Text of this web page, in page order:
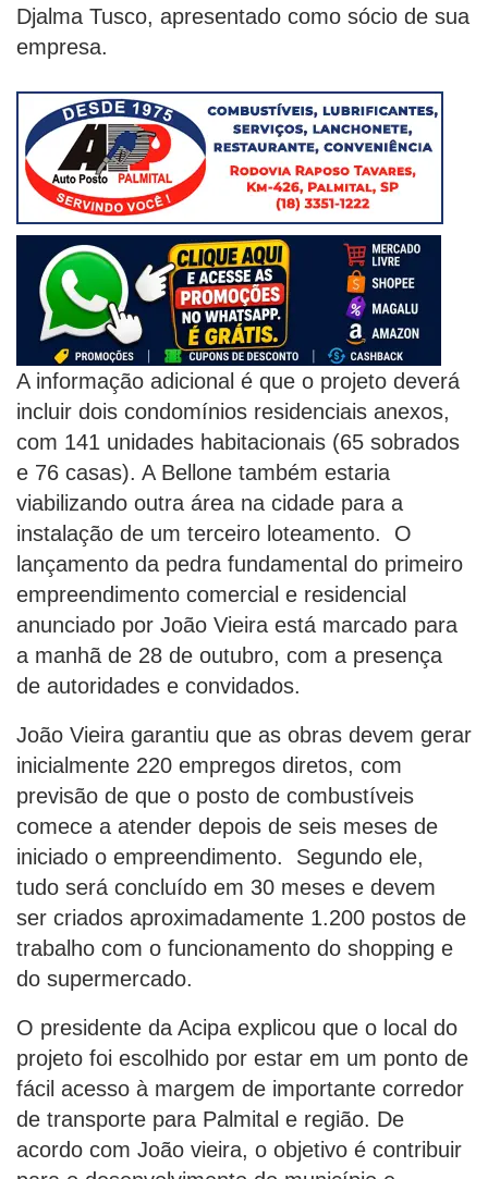
Djalma Tusco, apresentado como sócio de sua
empresa.
A informação adicional é que o projeto deverá
incluir dois condomínios residenciais anexos,
com 141 unidades habitacionais (65 sobrados
e 76 casas). A Bellone também estaria
viabilizando outra área na cidade para a
instalação de um terceiro loteamento. O
lançamento da pedra fundamental do primeiro
empreendimento comercial e residencial
anunciado por João Vieira está marcado para
a manhã de 28 de outubro, com a presença
de autoridades e convidados.
João Vieira garantiu que as obras devem gerar
inicialmente 220 empregos diretos, com
previsão de que o posto de combustíveis
comece a atender depois de seis meses de
iniciado o empreendimento. Segundo ele,
tudo será concluído em 30 meses e devem
ser criados aproximadamente 1.200 postos de
trabalho com o funcionamento do shopping e
do supermercado.
O presidente da Acipa explicou que o local do
projeto foi escolhido por estar em um ponto de
fácil acesso à margem de importante corredor
de transporte para Palmital e região. De
acordo com João vieira, o objetivo é contribuir